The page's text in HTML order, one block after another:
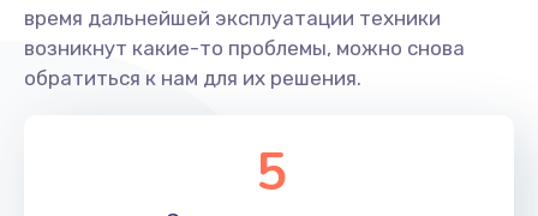
Ремонт цепей питания
2500 руб.
Заказать
Замена жесткого диска
660 руб.
время дальнейшей эксплуатации техники
возникнут какие-то проблемы, можно снова
обратиться к нам для их решения.
5